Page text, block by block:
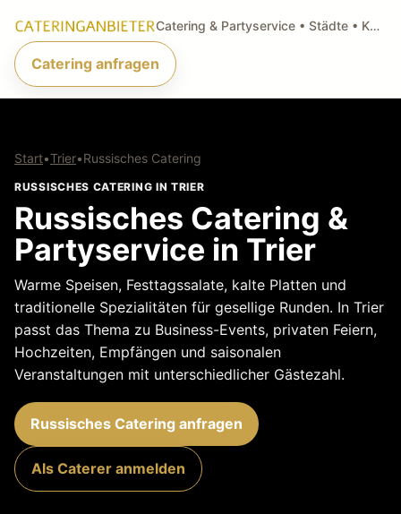
Catering & Partyservice • Städte • Küchenarten • Anfragen
Catering anfragen
Start•Trier•Russisches Catering
RUSSISCHES CATERING IN TRIER
Russisches Catering &
Partyservice in Trier
Warme Speisen, Festtagssalate, kalte Platten und
traditionelle Spezialitäten für gesellige Runden. In Trier
passt das Thema zu Business-Events, privaten Feiern,
Hochzeiten, Empfängen und saisonalen
Veranstaltungen mit unterschiedlicher Gästezahl.
Russisches Catering anfragen
Als Caterer anmelden